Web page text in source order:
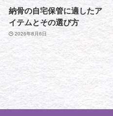
納骨の自宅保管に適したア
イテムとその選び方
2026年8月6日